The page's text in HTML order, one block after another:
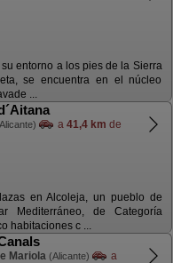
entorno a los pies de la Sierra
se encuentra en el núcleo
...
a 41,4 km de
en Alcoleja, un pueblo de
Mediterráneo, de Categoría
habitaciones c ...
Mariola (Alicante)
a